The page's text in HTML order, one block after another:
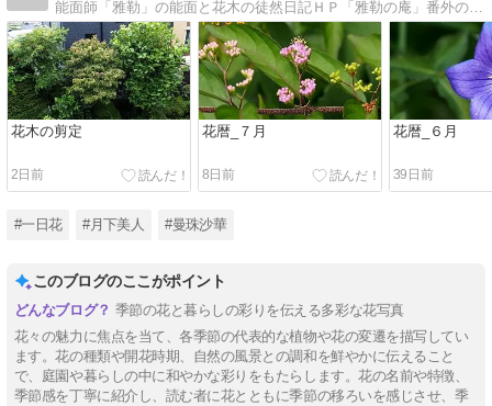
能面師「雅勒」の能面と花木の徒然日記ＨＰ「雅勒の庵」番外の能楽・能狂言面及び自然の営み等を綴った日記
花木の剪定
2日前
花暦_７月
8日前
花暦_６月
39日前
#一日花 #月下美人 #曼珠沙華
このブログのここがポイント
季節の花と暮らしの彩りを伝える多彩な花写真
花々の魅力に焦点を当て、各季節の代表的な植物や花の変遷を描写してい
ます。花の種類や開花時期、自然の風景との調和を鮮やかに伝えること
で、庭園や暮らしの中に和やかな彩りをもたらします。花の名前や特徴、
季節感を丁寧に紹介し、読む者に花とともに季節の移ろいを感じさせ、季